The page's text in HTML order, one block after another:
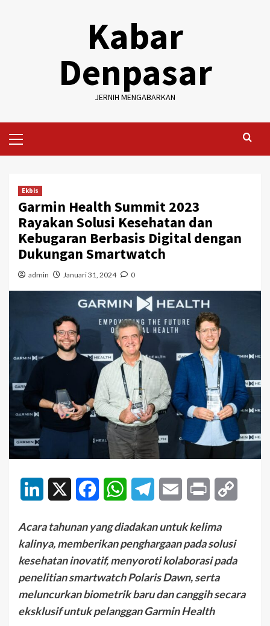
Kabar
Denpasar
JERNIH MENGABARKAN
Menu
Ekbis
Garmin Health Summit 2023
Rayakan Solusi Kesehatan dan
Kebugaran Berbasis Digital dengan
Dukungan Smartwatch
admin Januari 31, 2024 0
LinkedIn FacebookWhatsAppTelegramEmail Print
Acara tahunan yang diadakan untuk kelima
kalinya, memberikan penghargaan pada solusi
kesehatan inovatif, menyoroti kolaborasi pada
penelitian smartwatch Polaris Dawn, serta
meluncurkan biometrik baru dan canggih secara
eksklusif untuk pelanggan Garmin Health